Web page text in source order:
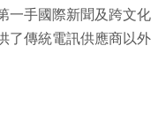
一手國際新聞及跨文化
了傳統電訊供應商以外